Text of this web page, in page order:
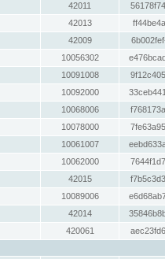
42011
42013
42009
10056302
10091008
10092000
10068006
10078000
10061007
10062000
42015
10089006
42014
420061